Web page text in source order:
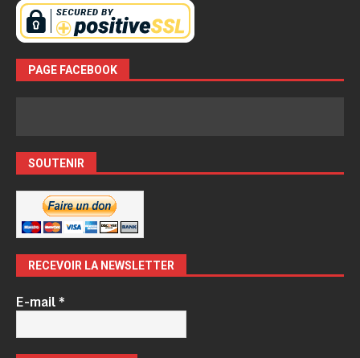
PAGE FACEBOOK
SOUTENIR
RECEVOIR LA NEWSLETTER
E-mail*